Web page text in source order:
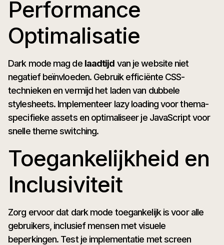
Performance
Optimalisatie
Dark mode mag de laadtijd van je website niet
negatief beïnvloeden. Gebruik efficiënte CSS-
technieken en vermijd het laden van dubbele
stylesheets. Implementeer lazy loading voor thema-
specifieke assets en optimaliseer je JavaScript voor
snelle theme switching.
Toegankelijkheid en
Inclusiviteit
Zorg ervoor dat dark mode toegankelijk is voor alle
gebruikers, inclusief mensen met visuele
beperkingen. Test je implementatie met screen